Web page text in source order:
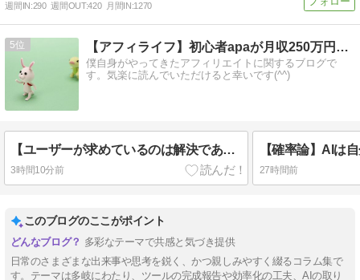
週間IN:290 週間OUT:420 月間IN:1270
5 【アフィライフ】初心者apaが月収250万円稼いだ方法
僕自身がやってきたアフィリエイトに関するブログで
す。気楽に読んでいただけると幸いです(^^)
【ユーザーが求めているのは解決であって解決策ではない】10言ったら10理解して10実行してくれるfable5の魅力
3時間10分前 27時間前
このブログのここがポイント
多彩なテーマで共感と気づき提供
日常のさまざまな出来事や思考を鋭く、かつ親しみやすく綴るコラム集で
す。テーマは多岐にわたり、ツールの完成報告や効率化の工夫、AIの取り